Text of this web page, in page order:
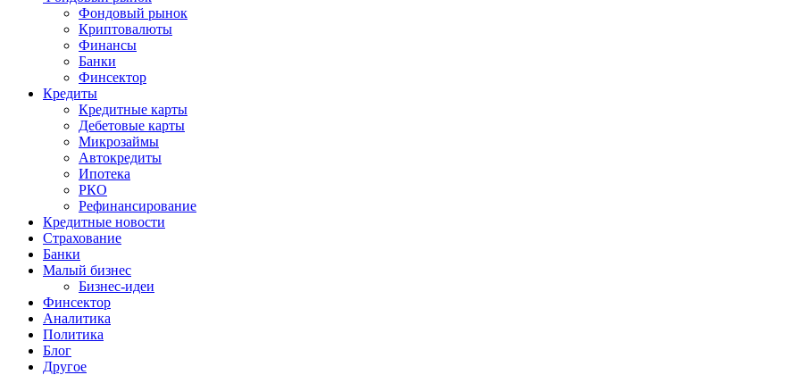
Фондовый рынок
Криптовалюты
Финансы
Банки
Финсектор
Кредиты
Кредитные карты
Дебетовые карты
Микрозаймы
Автокредиты
Ипотека
РКО
Рефинансирование
Кредитные новости
Страхование
Банки
Малый бизнес
Бизнес-идеи
Финсектор
Аналитика
Политика
Блог
Другое